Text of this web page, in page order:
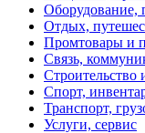
Оборудование,
Отдых,
Промтовары и
Связь,
Строительство
Спорт,
Транспорт,
Услуги, сервис